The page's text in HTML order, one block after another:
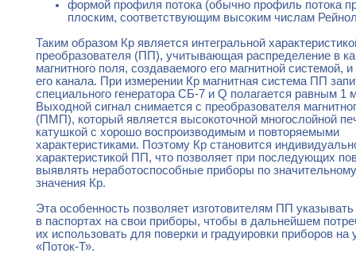
формой профиля потока (обычно профиль потока
плоским, соответствующим высоким числам
Таким образом Кр является интегральной
преобразователя (ПП), учитывающая распределение в
магнитного поля, создаваемого его магнитной системой,
его канала. При измерении Кр магнитная система ПП
специального генератора СБ-7 и Q полагается равным 1
Выходной сигнал снимается с преобразователя
(ПМП), который является высокоточной многослойной
катушкой с хорошо воспроизводимым и повторяемыми
характеристиками. Поэтому Кр становится
характеристикой ПП, что позволяет при последующих
выявлять неработоспособные приборы по
значения Кр.
Эта особенность позволяет изготовителям ПП
в паспортах на свои приборы, чтобы в дальнейшем
их использовать для поверки и градуировки приборов на
«Поток-Т».